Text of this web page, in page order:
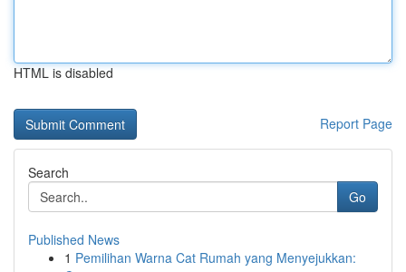
HTML is disabled
Report Page
Search
Go
Published News
1 Pemilihan Warna Cat Rumah yang Menyejukkan: